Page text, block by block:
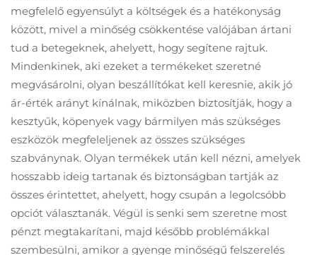
megfelelő egyensúlyt a költségek és a hatékonyság
között, mivel a minőség csökkentése valójában ártani
tud a betegeknek, ahelyett, hogy segítene rajtuk.
Mindenkinek, aki ezeket a termékeket szeretné
megvásárolni, olyan beszállítókat kell keresnie, akik jó
ár-érték arányt kínálnak, miközben biztosítják, hogy a
kesztyűk, köpenyek vagy bármilyen más szükséges
eszközök megfeleljenek az összes szükséges
szabványnak. Olyan termékek után kell nézni, amelyek
hosszabb ideig tartanak és biztonságban tartják az
összes érintettet, ahelyett, hogy csupán a legolcsóbb
opciót választanák. Végül is senki sem szeretne most
pénzt megtakarítani, majd később problémákkal
szembesülni, amikor a gyenge minőségű felszerelés